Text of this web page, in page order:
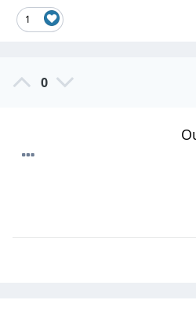
1
0